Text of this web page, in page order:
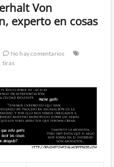
Von
experto en cosas
No hay comentarios
tiras